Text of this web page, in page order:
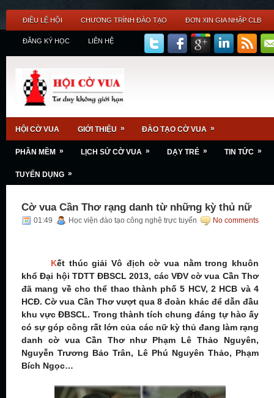
ĐIỀU LỆ HỘI CHƯƠNG TRÌNH ĐÀO TẠO ĐƠN XIN GIA NHẬP CLB
ĐĂNG KÝ HỌC LIÊN HỆ
HỘI CỜ VUA GIỚI THIỆU » ĐÀO TẠO CỜ VUA »
PHẦN MỀM » LỊCH SỬ CỜ VUA » DẠY TRẺ » TIN TỨC »
TUYỂN DỤNG »
Cờ vua Cần Thơ rạng danh từ những kỳ thủ nữ
01:49 Học viện đào tạo công nghệ trực tuyến No comments
Kết thúc giải Vô địch cờ vua nằm trong khuôn
khổ Đại hội TDTT ĐBSCL 2013, các VĐV cờ vua Cần Thơ
đã mang về cho thể thao thành phố 5 HCV, 2 HCB và 4
HCĐ. Cờ vua Cần Thơ vượt qua 8 đoàn khác để dẫn đầu
khu vực ĐBSCL. Trong thành tích chung đáng tự hào ấy
có sự góp công rất lớn của các nữ kỳ thủ đang làm rạng
danh cờ vua Cần Thơ như Phạm Lê Thảo Nguyên,
Nguyễn Trương Bảo Trân, Lê Phú Nguyên Thảo, Phạm
Bích Ngọc…